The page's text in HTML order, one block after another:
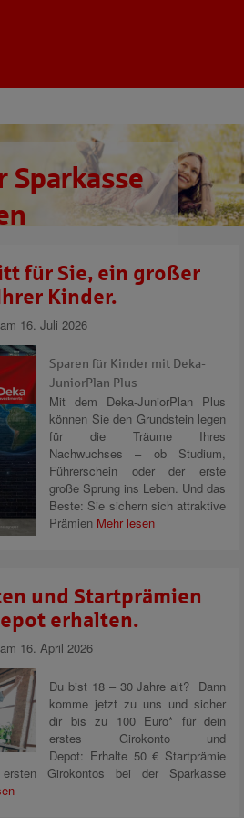
Sparkasse
für Sie, ein großer
Kinder.
am 16. Juli 2026
Sparen für Kinder mit Deka-
JuniorPlan Plus
Mit dem Deka-JuniorPlan Plus
können Sie den Grundstein legen
für die Träume Ihres
Nachwuchses – ob Studium,
Führerschein oder der erste
große Sprung ins Leben. Und das
Beste: Sie sichern sich attraktive
Prämien Mehr lesen
und Startprämien
erhalten.
am 16. April 2026
Du bist 18 – 30 Jahre alt? Dann
komme jetzt zu uns und sicher
dir bis zu 100 Euro* für dein
erstes Girokonto und
Depot: Erhalte 50 € Startprämie
Girokontos bei der Sparkasse